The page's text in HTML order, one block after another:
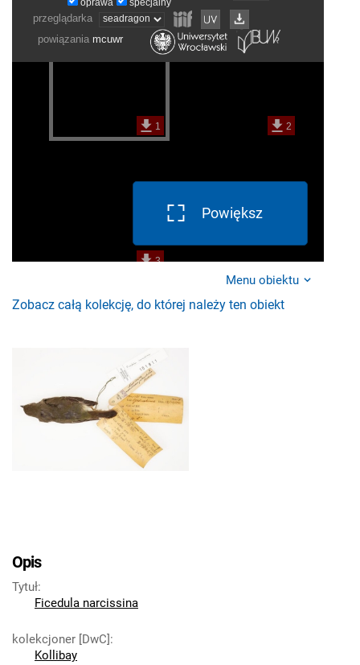
Powiększ
Menu obiektu
Zobacz całą kolekcję, do której należy ten obiekt
Opis
Tytuł:
Ficedula narcissina
kolekcjoner [DwC]:
Kollibay